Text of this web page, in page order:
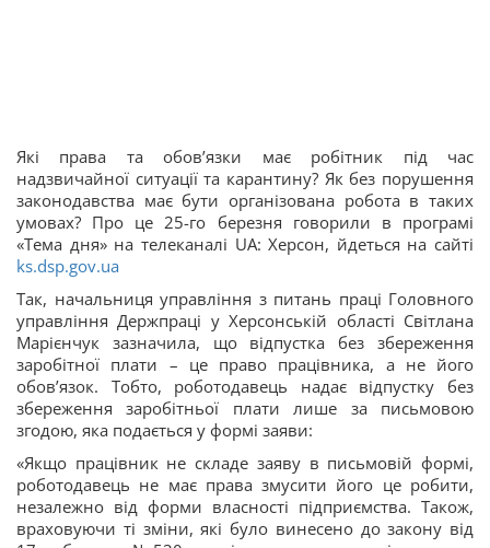
Які права та обов’язки має робітник під час
надзвичайної ситуації та карантину? Як без порушення
законодавства має бути організована робота в таких
умовах? Про це 25-го березня говорили в програмі
«Тема дня» на телеканалі UA: Херсон, йдеться на сайті
ks.dsp.gov.ua
Так, начальниця управління з питань праці Головного
управління Держпраці у Херсонській області Світлана
Марієнчук зазначила, що відпустка без збереження
заробітної плати – це право працівника, а не його
обов’язок. Тобто, роботодавець надає відпустку без
збереження заробітньої плати лише за письмовою
згодою, яка подається у формі заяви:
«Якщо працівник не складе заяву в письмовій формі,
роботодавець не має права змусити його це робити,
незалежно від форми власності підприємства. Також,
враховуючи ті зміни, які було винесено до закону від